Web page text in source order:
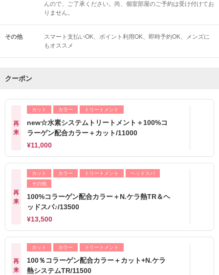
んので、ご了承ください。尚、個室部屋のご予約は受け付けてお
りません。
その他 スマート支払いOK ポイント利用OK 即時予約OK
メンズに
もオススメ
クーポン
再
来
カット カラー トリートメント
new☆水素システムトリートメント＋100%コ
ラーゲン配合カラー＋カット/11000
¥11,000
再
来
カット カラー トリートメント
ヘッドスパ
その他
100%コラーゲン配合カラー＋N.ケラ熱TR＆ヘ
ッドスパ♪/13500
¥13,500
再
来
カット カラー トリートメント
100％コラーゲン配合カラー＋カット+N.ケラ
熱システムTR/11500